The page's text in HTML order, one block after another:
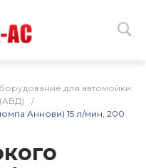
для автомойки
/
Аннови) 15 л/мин, 200